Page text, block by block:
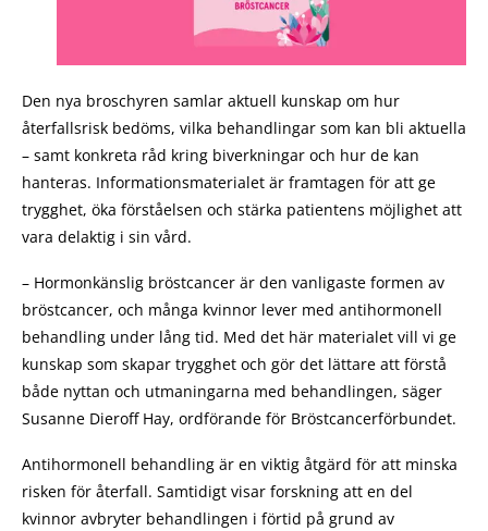
Den nya broschyren samlar aktuell kunskap om hur
återfallsrisk bedöms, vilka behandlingar som kan bli aktuella
– samt konkreta råd kring biverkningar och hur de kan
hanteras. Informationsmaterialet är framtagen för att ge
trygghet, öka förståelsen och stärka patientens möjlighet att
vara delaktig i sin vård.
– Hormonkänslig bröstcancer är den vanligaste formen av
bröstcancer, och många kvinnor lever med antihormonell
behandling under lång tid. Med det här materialet vill vi ge
kunskap som skapar trygghet och gör det lättare att förstå
både nyttan och utmaningarna med behandlingen, säger
Susanne Dieroff Hay, ordförande för Bröstcancerförbundet.
Antihormonell behandling är en viktig åtgärd för att minska
risken för återfall. Samtidigt visar forskning att en del
kvinnor avbryter behandlingen i förtid på grund av